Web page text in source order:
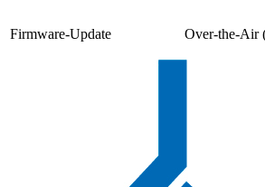
Firmware-Update Over-the-Air